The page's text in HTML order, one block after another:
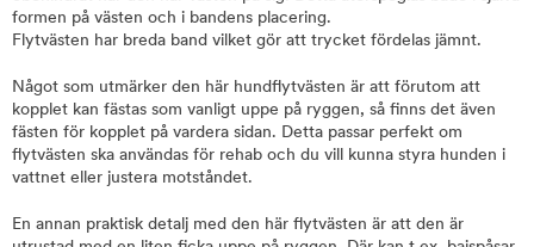
formen på västen och i bandens placering.
Flytvästen har breda band vilket gör att trycket fördelas jämnt.
Något som utmärker den här hundflytvästen är att förutom att
kopplet kan fästas som vanligt uppe på ryggen, så finns det även
fästen för kopplet på vardera sidan. Detta passar perfekt om
flytvästen ska användas för rehab och du vill kunna styra hunden i
vattnet eller justera motståndet.
En annan praktisk detalj med den här flytvästen är att den är